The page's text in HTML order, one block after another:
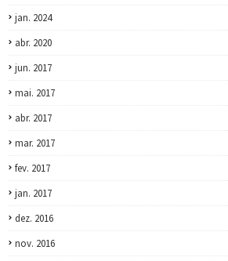
jan. 2024
abr. 2020
jun. 2017
mai. 2017
abr. 2017
mar. 2017
fev. 2017
jan. 2017
dez. 2016
nov. 2016